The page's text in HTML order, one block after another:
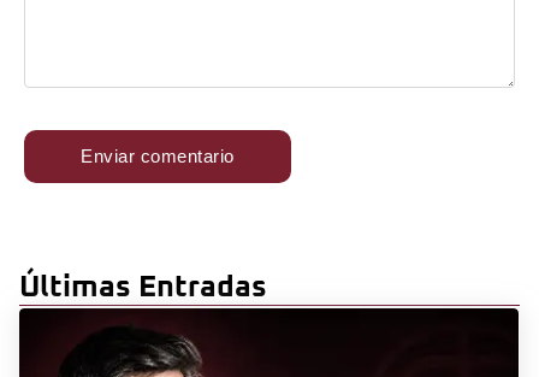
Últimas Entradas